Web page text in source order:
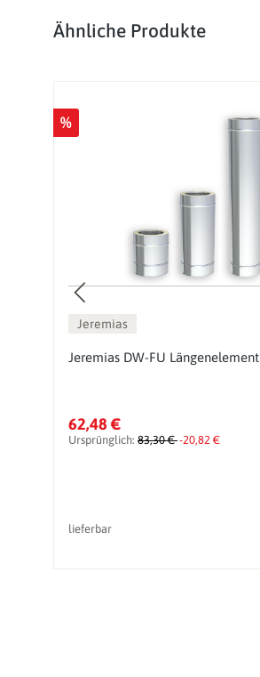
Produktgalerie überspringen
Ähnliche Produkte
%
Jeremias
Jeremias DW-FU Längenelement
62,48 €
Ursprünglich: 83,30 €-20,82 €
lieferbar